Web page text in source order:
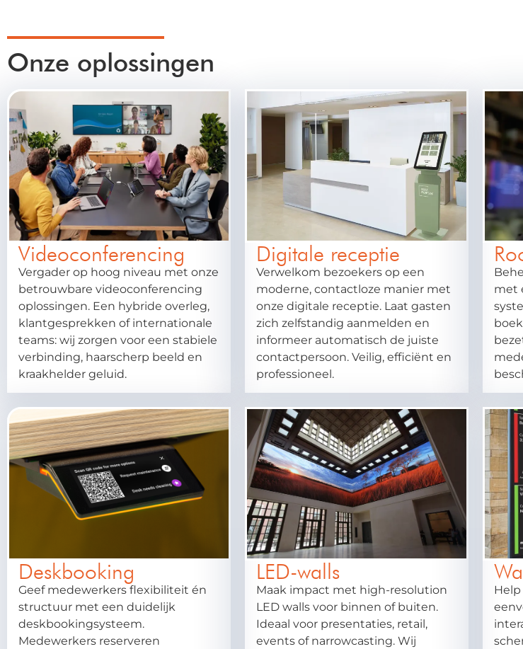
Onze oplossingen
Videoconferencing
Vergader op hoog niveau met onze
betrouwbare videoconferencing
oplossingen. Een hybride overleg,
klantgesprekken of internationale
teams: wij zorgen voor een stabiele
verbinding, haarscherp beeld en
kraakhelder geluid.
Digitale receptie
Verwelkom bezoekers op een
moderne, contactloze manier met
onze digitale receptie. Laat gasten
zich zelfstandig aanmelden en
informeer automatisch de juiste
contactpersoon. Veilig, efficiënt en
professioneel.
met
Deskbooking
Geef medewerkers flexibiliteit én
structuur met een duidelijk
deskbookingsysteem.
Medewerkers reserveren
LED-walls
Maak impact met high-resolution
LED walls voor binnen of buiten.
Ideaal voor presentaties, retail,
events of narrowcasting. Wij